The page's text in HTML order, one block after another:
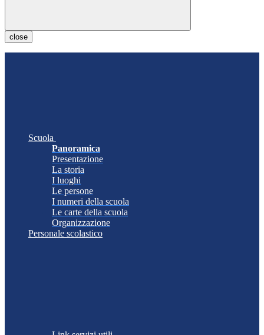
close
Scuola
Panoramica
Presentazione
La storia
I luoghi
Le persone
I numeri della scuola
Le carte della scuola
Organizzazione
Personale scolastico